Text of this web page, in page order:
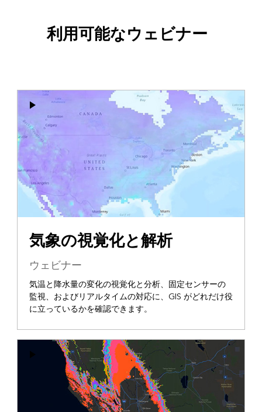
利用可能なウェビナー
気象の視覚化と解析
ウェビナー
気温と降水量の変化の視覚化と分析、固定センサーの
監視、およびリアルタイムの対応に、GIS がどれだけ役
に立っているかを確認できます。